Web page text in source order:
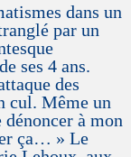
dans un
par un
ses 4 ans.
des
cul. Même un
à mon
ça… » Le